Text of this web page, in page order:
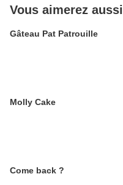
Vous aimerez aussi
Gâteau Pat Patrouille
Molly Cake
Come back ?